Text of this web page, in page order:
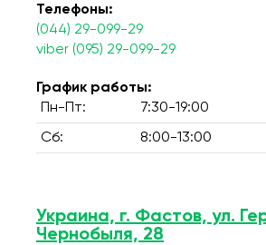
Телефоны:
(044) 29-099-29
viber (095) 29-099-29
График работы:
Пн-Пт:
7:30-19:00
Сб: 8:00-13:00
Украина, г. Фастов, ул.
Чернобыля, 28